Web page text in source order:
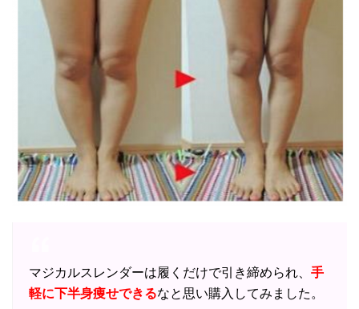
マジカルスレンダーは履くだけで引き締められ、 手
軽に下半身痩せできるなと思い購入してみました。